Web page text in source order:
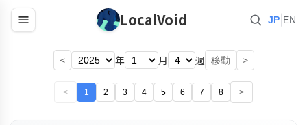
LocalVoid JP EN
< 年 月 週 移動 >
< 1 2 3 4 5 6 7 8 >